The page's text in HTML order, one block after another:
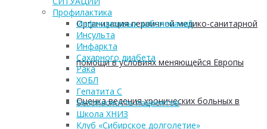
Организация первичной медико-санитарной
помощи в условиях меняющейся Европы
Оценка ведения хронических больных в
Профилактика
Инфекционных заболеваний
Инсульта
Инфаркта
Сахарного диабета
Рака
ХОБЛ
Гепатита С
Безопасность пациентов
Школа ХНИЗ
Клуб «Сибирское долголетие»